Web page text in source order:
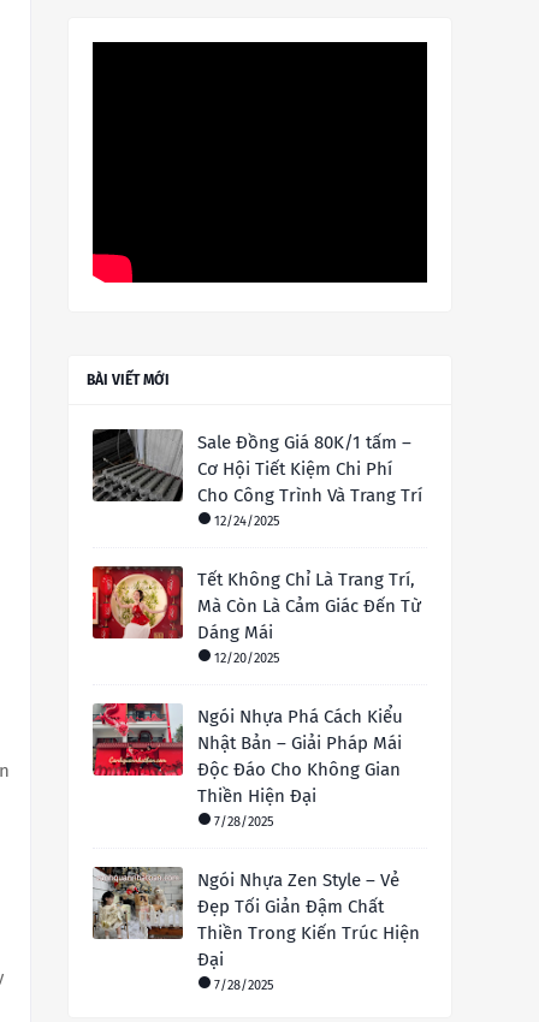
BÀI VIẾT MỚI
Sale Đồng Giá 80K/1 tấm –
Cơ Hội Tiết Kiệm Chi Phí
Cho Công Trình Và Trang Trí
12/24/2025
Tết Không Chỉ Là Trang Trí,
Mà Còn Là Cảm Giác Đến Từ
Dáng Mái
12/20/2025
Ngói Nhựa Phá Cách Kiểu
Nhật Bản – Giải Pháp Mái
Độc Đáo Cho Không Gian
Thiền Hiện Đại
7/28/2025
Ngói Nhựa Zen Style – Vẻ
Đẹp Tối Giản Đậm Chất
Thiền Trong Kiến Trúc Hiện
Đại
7/28/2025